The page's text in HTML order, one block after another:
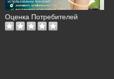
Оценка Потребителей